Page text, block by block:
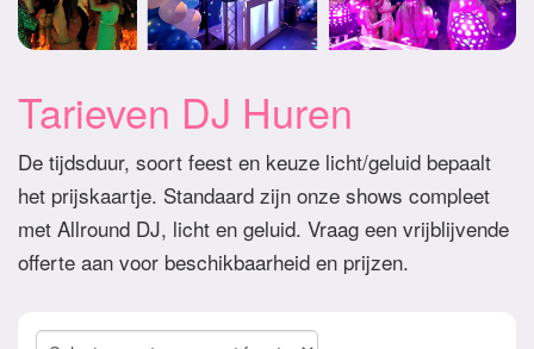
Tarieven DJ Huren
De tijdsduur, soort feest en keuze licht/geluid bepaalt
het prijskaartje. Standaard zijn onze shows compleet
met Allround DJ, licht en geluid. Vraag een vrijblijvende
offerte aan voor beschikbaarheid en prijzen.